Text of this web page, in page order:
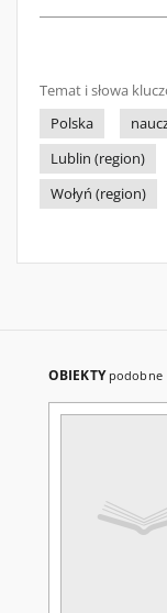
Temat i słowa
Polska
Lublin (region)
Wołyń (region)
OBIEKTY podobne